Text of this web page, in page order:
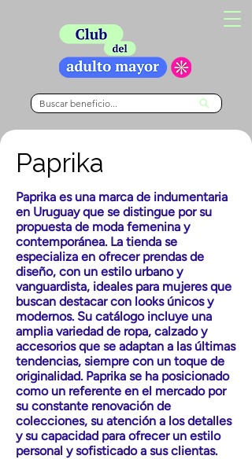
Paprika
Paprika es una marca de indumentaria
en Uruguay que se distingue por su
propuesta de moda femenina y
contemporánea. La tienda se
especializa en ofrecer prendas de
diseño, con un estilo urbano y
vanguardista, ideales para mujeres que
buscan destacar con looks únicos y
modernos. Su catálogo incluye una
amplia variedad de ropa, calzado y
accesorios que se adaptan a las últimas
tendencias, siempre con un toque de
originalidad. Paprika se ha posicionado
como un referente en el mercado por
su constante renovación de
colecciones, su atención a los detalles
y su capacidad para ofrecer un estilo
personal y sofisticado a sus clientas.